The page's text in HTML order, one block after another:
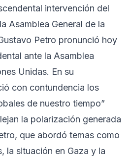
intervención del
Asamblea General de la
Petro pronunció hoy
ante la Asamblea
Unidas. En su
con contundencia los
de nuestro tiempo”
la polarización generada
que abordó temas como
la situación en Gaza y la